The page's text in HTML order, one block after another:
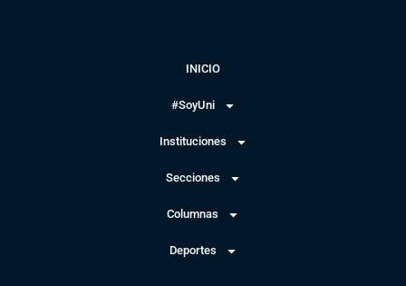
INICIO
#SoyUni
Instituciones
Secciones
Columnas
Deportes